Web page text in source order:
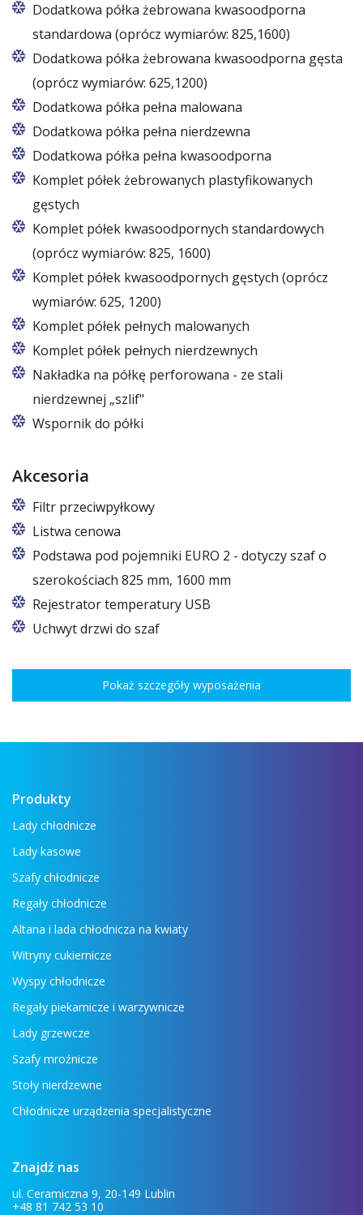
Dodatkowa półka żebrowana kwasoodporna
standardowa (oprócz wymiarów: 825,1600)
Dodatkowa półka żebrowana kwasoodporna gęsta
(oprócz wymiarów: 625,1200)
Dodatkowa półka pełna malowana
Dodatkowa półka pełna nierdzewna
Dodatkowa półka pełna kwasoodporna
Komplet półek żebrowanych plastyfikowanych
gęstych
Komplet półek kwasoodpornych standardowych
(oprócz wymiarów: 825, 1600)
Komplet półek kwasoodpornych gęstych (oprócz
wymiarów: 625, 1200)
Komplet półek pełnych malowanych
Komplet półek pełnych nierdzewnych
Nakładka na półkę perforowana - ze stali
nierdzewnej „szlif"
Wspornik do półki
Akcesoria
Filtr przeciwpyłkowy
Listwa cenowa
Podstawa pod pojemniki EURO 2 - dotyczy szaf o
szerokościach 825 mm, 1600 mm
W szafach o rozmiarach 825 i 1600
Rejestrator temperatury USB
Uchwyt drzwi do szaf
Pokaż szczegóły wyposażenia
Produkty
Lady chłodnicze
Lady kasowe
Szafy chłodnicze
Regały chłodnicze
Altana i lada chłodnicza na kwiaty
Witryny cukiernicze
Wyspy chłodnicze
Regały piekarnicze i warzywnicze
Lady grzewcze
Szafy mroźnicze
Stoły nierdzewne
Chłodnicze urządzenia specjalistyczne
Znajdź nas
ul. Ceramiczna 9, 20-149 Lublin
+48 81 742 53 10